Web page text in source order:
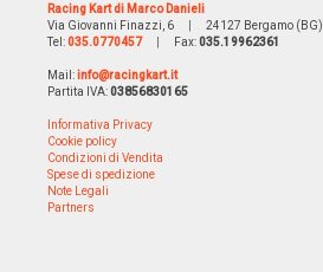
Racing Kart di Marco Danieli
Via Giovanni Finazzi, 6
24127 Bergamo (BG)
Tel:035.0770457 Fax:035.19962361
Mail:info@racingkart.it
Partita IVA:03856830165
Informativa Privacy
Cookie policy
Condizioni di Vendita
Spese di spedizione
Note Legali
Partners